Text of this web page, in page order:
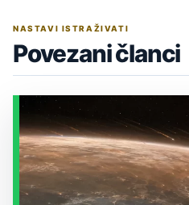
NASTAVI ISTRAŽIVATI
Povezani članci